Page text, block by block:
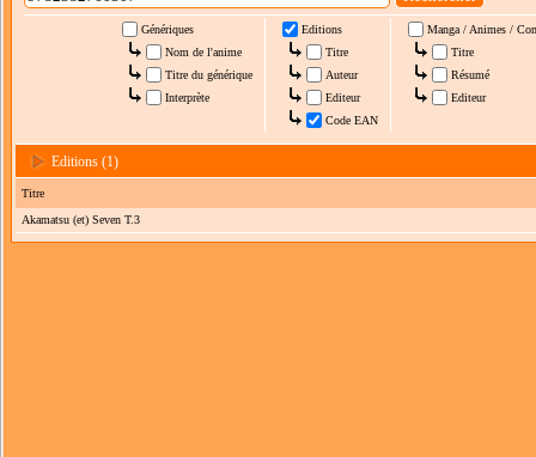
Génériques
Nom de l'anime
Titre du générique
Interprète
Editions
Titre
Auteur
Editeur
Code EAN
Manga / Animes /
Titre
Résumé
Editeur
Editions (1)
Titre
Akamatsu (et) Seven T.3